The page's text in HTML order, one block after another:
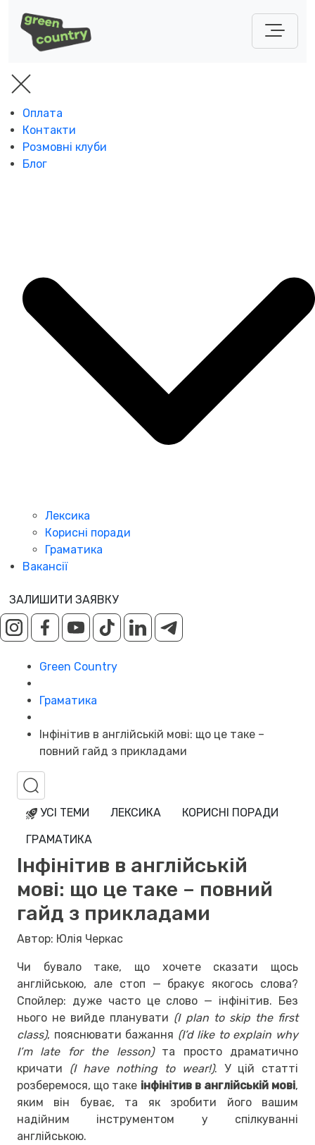
Оплата
Контакти
Розмовні клуби
Блог
Лексика
Корисні поради
Граматика
Вакансії
ЗАЛИШИТИ ЗАЯВКУ
Green Country
Граматика
Інфінітив в англійській мові: що це таке –
повний гайд з прикладами
УСІ ТЕМИ ЛЕКСИКА
КОРИСНІ ПОРАДИ
ГРАМАТИКА
Інфінітив в англійській
мові: що це таке – повний
гайд з прикладами
Автор: Юлія Черкас
Чи бувало таке, що хочете сказати щось
англійською, але стоп — бракує якогось слова?
Спойлер: дуже часто це слово — інфінітив. Без
нього не вийде планувати (I plan to skip the first
class), пояснювати бажання (I’d like to explain why
I’m late for the lesson)та просто драматично
кричати (I have nothing to wear!). У цій статті
розберемося, що таке інфінітив в англійській мові,
яким він буває, та як зробити його вашим
надійним інструментом у спілкуванні
англійською.